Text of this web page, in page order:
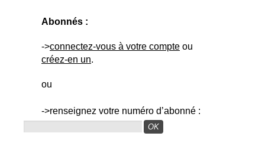
Abonnés :
->connectez-vous à votre compte ou
créez-en un.
ou
->renseignez votre numéro d’abonné :